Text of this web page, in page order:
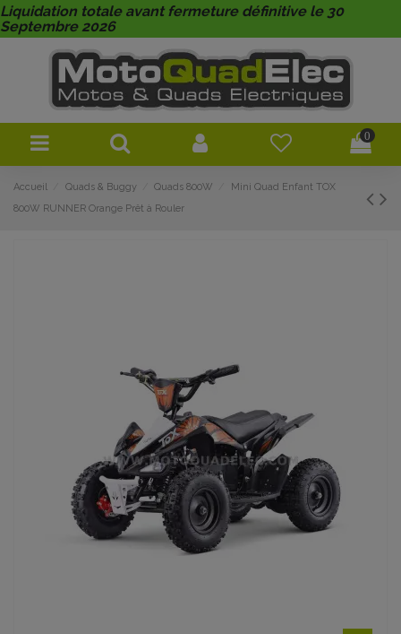
Liquidation totale avant fermeture définitive le 30
Septembre 2026
0
Accueil Quads & Buggy Quads 800W
Mini Quad Enfant TOX
800W RUNNER Orange Prêt à Rouler